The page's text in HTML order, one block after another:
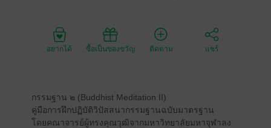
อยากได้ ซื้อเป็นของขวัญ ติดตาม แชร์
กรรมฐาน ๒ (Buddhist Meditation II)
คู่มือการฝึกปฏิบัติวิปัสสนากรรมฐานฉบับมาตรฐาน
โดยคณาจารย์ผู้ทรงคุณวุฒิจากมหาวิทยาลัยมหาจุฬาลง